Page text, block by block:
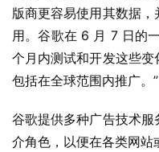
苹
果
关
版商更容易使用其数据
用。谷歌在 6 月 7 日的
个月内测试和开发这些变
包括在全球范围内推广。”
谷歌提供多种广告技术
介角色，以便在各类网站